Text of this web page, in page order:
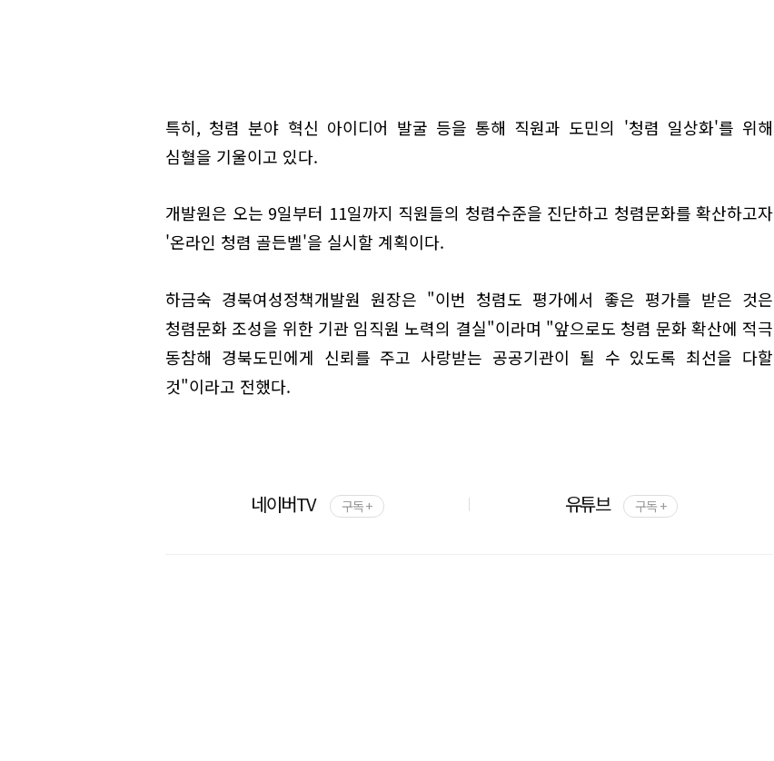
특히, 청렴 분야 혁신 아이디어 발굴 등을 통해 직원과 도민의 '청렴 일상화'를 위해
심혈을 기울이고 있다.
개발원은 오는 9일부터 11일까지 직원들의 청렴수준을 진단하고 청렴문화를 확산하고자
'온라인 청렴 골든벨'을 실시할 계획이다.
하금숙 경북여성정책개발원 원장은 "이번 청렴도 평가에서 좋은 평가를 받은 것은
청렴문화 조성을 위한 기관 임직원 노력의 결실"이라며 "앞으로도 청렴 문화 확산에 적극
동참해 경북도민에게 신뢰를 주고 사랑받는 공공기관이 될 수 있도록 최선을 다할
것"이라고 전했다.
네이버TV 구독 + 유튜브 구독 +